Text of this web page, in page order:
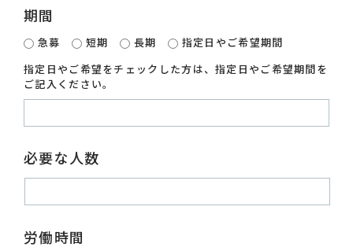
期間
急募 短期 長期
指定日やご希望期間
指定日やご希望をチェックした方は、指定日やご希望期間を
ご記入ください。
必要な人数
労働時間